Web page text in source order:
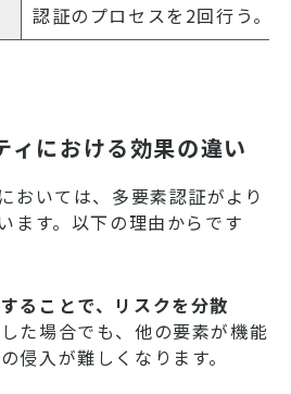
認証のプロセスを2回行う。
ィにおける効果の違い
おいては、多要素認証がより
ます。以下の理由からです
ることで、リスクを分散
た場合でも、他の要素が機能
侵入が難しくなります。